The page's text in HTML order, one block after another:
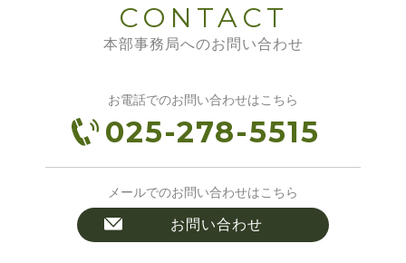
CONTACT
本部事務局へのお問い合わせ
お電話でのお問い合わせはこちら
025-278-5515
メールでのお問い合わせはこちら
お問い合わせ